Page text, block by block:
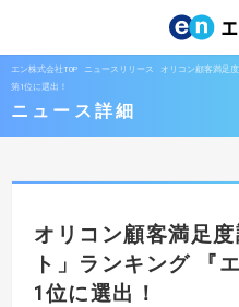
エン株式会社TOP ニュースリリース
オリコン顧客満足
第1位に選出！
ニュース詳細
オリコン顧客満足
ト」ランキング
『
1位に選出！